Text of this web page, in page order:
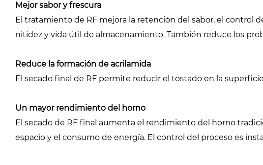
Mejor sabor y frescura
El tratamiento de RF mejora la retención del sabor, el control
nitidez y vida útil de almacenamiento. También reduce los
Reduce la formación de acrilamida
El secado final de RF permite reducir el tostado en la
Un mayor rendimiento del horno
El secado de RF final aumenta el rendimiento del horno
espacio y el consumo de energía. El control del proceso es